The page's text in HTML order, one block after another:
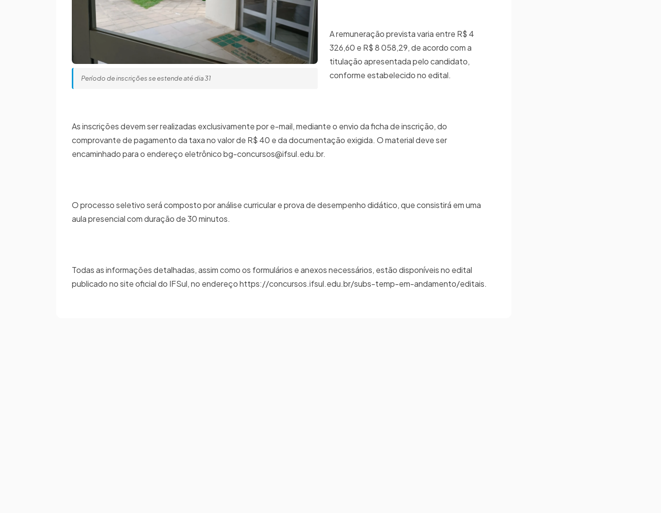
Período de inscrições se estende até dia 31
A remuneração prevista varia entre R$ 4
326,60 e R$ 8 058,29, de acordo com a
titulação apresentada pelo candidato,
conforme estabelecido no edital.
As inscrições devem ser realizadas exclusivamente por e-mail, mediante o envio da ficha de inscrição, do
comprovante de pagamento da taxa no valor de R$ 40 e da documentação exigida. O material deve ser
encaminhado para o endereço eletrônico bg-concursos@ifsul.edu.br.
O processo seletivo será composto por análise curricular e prova de desempenho didático, que consistirá em uma
aula presencial com duração de 30 minutos.
Todas as informações detalhadas, assim como os formulários e anexos necessários, estão disponíveis no edital
publicado no site oficial do IFSul, no endereço https://concursos.ifsul.edu.br/subs-temp-em-andamento/editais.